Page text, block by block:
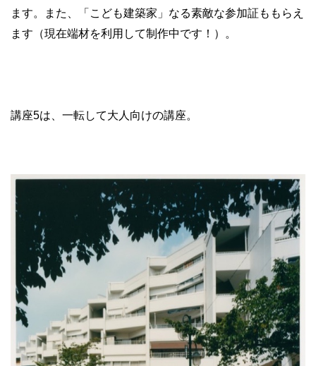
ます。また、「こども建築家」なる素敵な参加証ももらえ
ます（現在端材を利用して制作中です！）。
講座5は、一転して大人向けの講座。